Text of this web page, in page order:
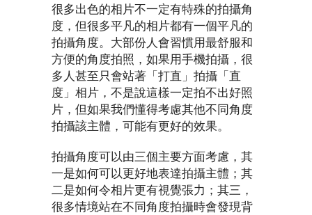
很多出色的相片不一定有特殊的拍攝角
度，但很多平凡的相片都有一個平凡的
拍攝角度。大部份人會習慣用最舒服和
方便的角度拍照，如果用手機拍攝，很
多人甚至只會站著「打直」拍攝「直
度」相片，不是說這樣一定拍不出好照
片，但如果我們懂得考慮其他不同角度
拍攝該主體，可能有更好的效果。
拍攝角度可以由三個主要方面考慮，其
一是如何可以更好地表達拍攝主體；其
二是如何令相片更有視覺張力；其三，
很多情境站在不同角度拍攝時會發現背